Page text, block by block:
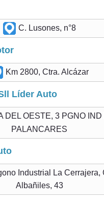
C. Lusones, n°8
Km 2800, Ctra. Alcázar
Líder Auto
DEL OESTE, 3 PGNO IND
PALANCARES
Industrial La Cerrajera,
Albañiles, 43